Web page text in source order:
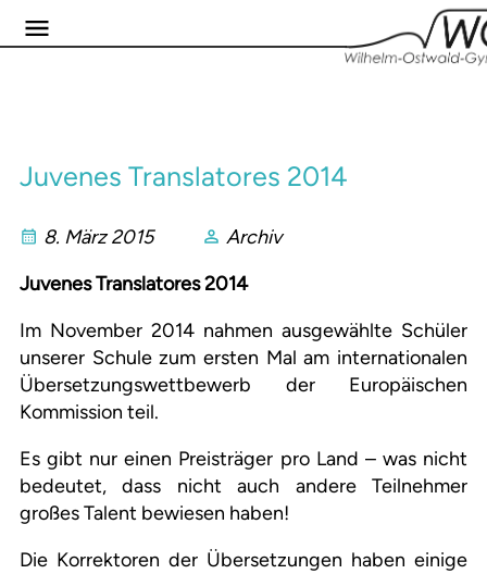
Juvenes Translatores 2014
8. März 2015
Archiv
Juvenes Translatores 2014
Im November 2014 nahmen ausgewählte Schüler
unserer Schule zum ersten Mal am internationalen
Übersetzungswettbewerb der Europäischen
Kommission teil.
Es gibt nur einen Preisträger pro Land – was nicht
bedeutet, dass nicht auch andere Teilnehmer
großes Talent bewiesen haben!
Die Korrektoren der Übersetzungen haben einige